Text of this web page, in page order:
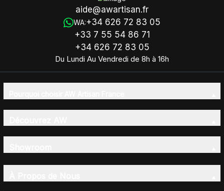
aide@awartisan.fr
WA:+34 626 72 83 05
+33 7 55 54 86 71
+34 626 72 83 05
Du Lundi Au Vendredi de 8h à 16h